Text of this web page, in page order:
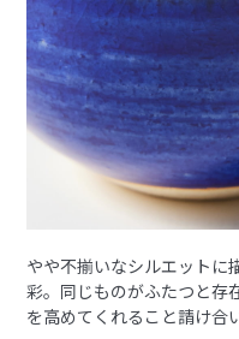
やや不揃いなシルエットに
彩。同じものがふたつと存
を高めてくれること請け合